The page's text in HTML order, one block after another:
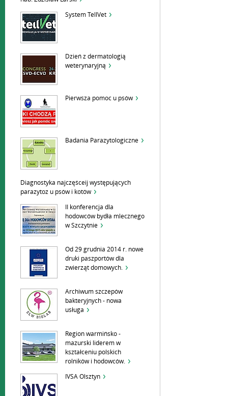
System TellVet
Dzień z dermatologią
weterynaryjną
Pierwsza pomoc u psów
Badania Parazytologiczne
Diagnostyka najczęśceij występujących
parazytoz u psów i kotów
II konferencja dla
hodowców bydła mlecznego
w Szczytnie
Od 29 grudnia 2014 r. nowe
druki paszportów dla
zwierząt domowych.
Archiwum szczepów
bakteryjnych - nowa
usługa
Region warmińsko -
mazurski liderem w
kształceniu polskich
rolników i hodowców.
IVSA Olsztyn